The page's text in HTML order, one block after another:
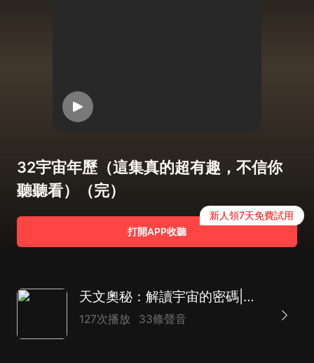
32宇宙年歷（這集真的超有趣，不信你
聽聽看）（完）
打開APP收聽
新人領7天免費試用
天文奧秘：解讀宇宙的密碼|天文學科普|宇宙探索故事|兒童睡前科普
127次播放 33條聲音